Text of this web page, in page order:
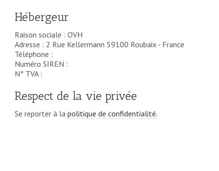
Hébergeur
Raison sociale : OVH
Adresse : 2 Rue Kellermann 59100 Roubaix - France
Téléphone :
Numéro SIREN :
N° TVA :
Respect de la vie privée
Se reporter à la politique de confidentialité.